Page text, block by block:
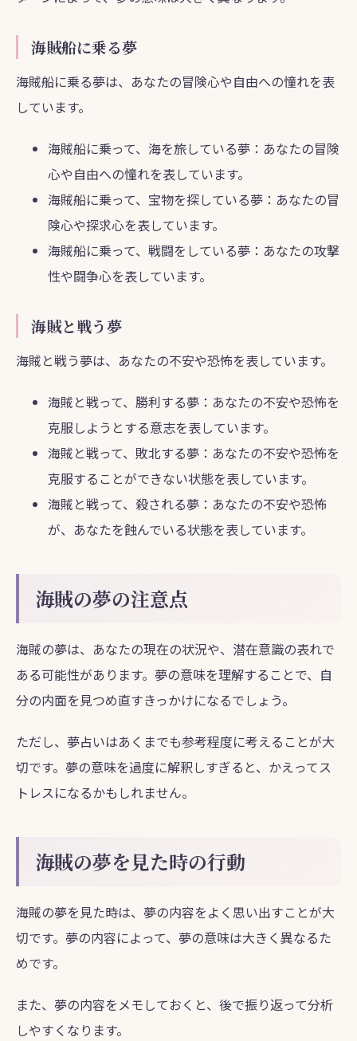
海賊船に乗る夢
海賊船に乗る夢は、あなたの冒険心や自由への憧れを表
しています。
海賊船に乗って、海を旅している夢：あなたの冒険
心や自由への憧れを表しています。
海賊船に乗って、宝物を探している夢：あなたの冒
険心や探求心を表しています。
海賊船に乗って、戦闘をしている夢：あなたの攻撃
性や闘争心を表しています。
海賊と戦う夢
海賊と戦う夢は、あなたの不安や恐怖を表しています。
海賊と戦って、勝利する夢：あなたの不安や恐怖を
克服しようとする意志を表しています。
海賊と戦って、敗北する夢：あなたの不安や恐怖を
克服することができない状態を表しています。
海賊と戦って、殺される夢：あなたの不安や恐怖
が、あなたを蝕んでいる状態を表しています。
海賊の夢の注意点
海賊の夢は、あなたの現在の状況や、潜在意識の表れで
ある可能性があります。夢の意味を理解することで、自
分の内面を見つめ直すきっかけになるでしょう。
ただし、夢占いはあくまでも参考程度に考えることが大
切です。夢の意味を過度に解釈しすぎると、かえってス
トレスになるかもしれません。
海賊の夢を見た時の行動
海賊の夢を見た時は、夢の内容をよく思い出すことが大
切です。夢の内容によって、夢の意味は大きく異なるた
めです。
また、夢の内容をメモしておくと、後で振り返って分析
しやすくなります。